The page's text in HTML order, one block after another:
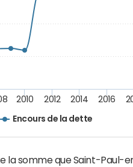
Encours de la dette
2010 2012 2014 2016
la somme que Saint-Paul-